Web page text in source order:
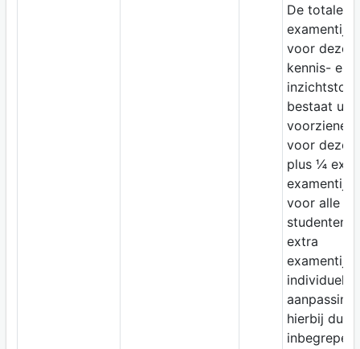
De totale
examentijd
voor deze
kennis- en
bestaat uit
voorziene
voor deze
plus ¼
examentijd
voor alle
studenten.
extra
examentijd
individuele
aanpassing
hierbij dus
inbegrepen.